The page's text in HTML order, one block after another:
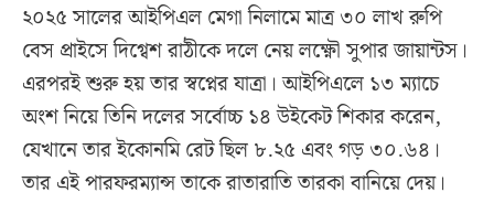
২০২৫ সালের আইপিএল মেগা নিলামে মাত্র ৩০ লাখ রুপি
বেস প্রাইসে দিগ্বেশ রাঠীকে দলে নেয় লক্ষ্ণৌ সুপার জায়ান্টস।
এরপরই শুরু হয় তার স্বপ্নের যাত্রা। আইপিএলে ১৩ ম্যাচে
অংশ নিয়ে তিনি দলের সর্বোচ্চ ১৪ উইকেট শিকার করেন,
যেখানে তার ইকোনমি রেট ছিল ৮.২৫ এবং গড় ৩০.৬৪।
তার এই পারফরম্যান্স তাকে রাতারাতি তারকা বানিয়ে দেয়।